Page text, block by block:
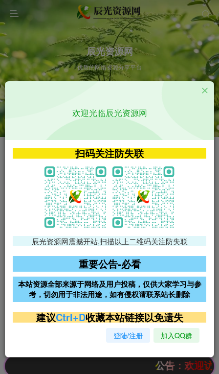
辰光资源网
优质的网络资源分享平台
VIP特权介绍 APP源码
VIP特权介绍
火
VIP特权介绍
影视源码
影视源码
免费领支付宝红包
腾讯轻量4核4G3M服务器38元/
阿里云2核2G200M服务器68元/
年
雨云高防免备案服务器
超低价文字广告位招租 超低价文字广告位招租
超低价文字广告位招租
公告：欢迎访问辰
欢迎光临辰光资源网
扫码关注防失联
辰光资源网震撼开站,扫描以上二维码关注防失联
重要公告-必看
本站资源全部来源于网络及用户投稿，仅供大家学习与参
考，切勿用于非法用途，如有侵权请联系站长删除
建议Ctrl+D收藏本站链接以免遗失
登陆/注册 加入QQ群